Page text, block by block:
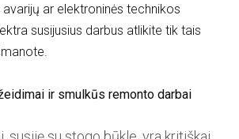
ar elektroninės technikos
susijusius darbus atlikite tik tais
ir smulkūs remonto darbai